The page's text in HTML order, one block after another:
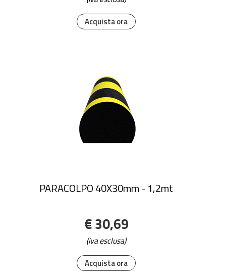
Acquista ora
Acquista ora
PARACOLPO 40X30mm - 1,2mt
€ 30,69
(iva esclusa)